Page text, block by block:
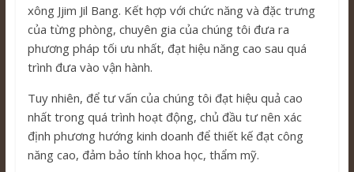
xông Jjim Jil Bang. Kết hợp với chức năng và đặc trưng
của từng phòng, chuyên gia của chúng tôi đưa ra
phương pháp tối ưu nhất, đạt hiệu năng cao sau quá
trình đưa vào vận hành.
Tuy nhiên, để tư vấn của chúng tôi đạt hiệu quả cao
nhất trong quá trình hoạt động, chủ đầu tư nên xác
định phương hướng kinh doanh để thiết kế đạt công
năng cao, đảm bảo tính khoa học, thẩm mỹ.